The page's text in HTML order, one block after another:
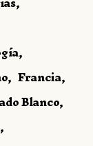
Francia
Blanco